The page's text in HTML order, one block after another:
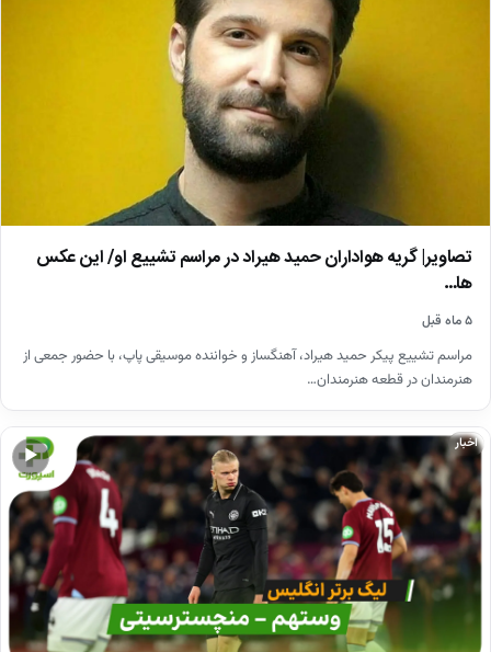
تصاویر| گریه هواداران حمید هیراد در مراسم تشییع او/ این عکس
ها…
۵ ماه قبل
مراسم تشییع پیکر حمید هیراد، آهنگساز و خواننده موسیقی پاپ، با حضور جمعی از
هنرمندان در قطعه هنرمندان…
▶
اخبار